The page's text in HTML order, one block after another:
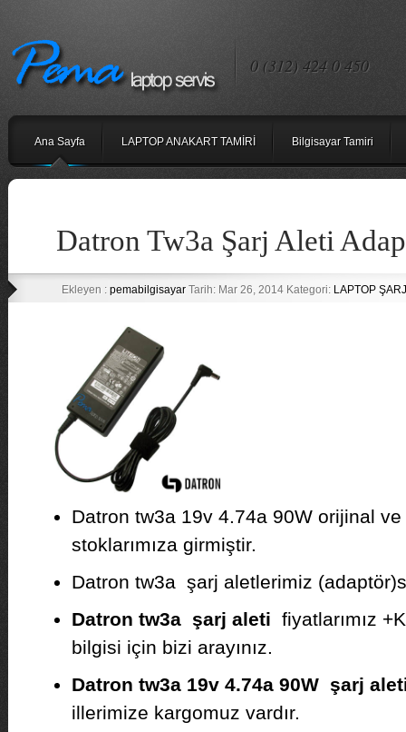
0 (312) 424 0 450
Ana Sayfa LAPTOP ANAKART TAMİRİ Bilgisayar Tamiri
Datron Tw3a Şarj Aleti
Ekleyen : pemabilgisayarTarih: Mar 26, 2014 Kategori: LAPTOP
Datron tw3a 19v 4.74a 90W orijinal
stoklarımıza girmiştir.
Datron tw3a şarj aletlerimiz
Datron tw3a şarj aleti fiyatlarımız
bilgisi için bizi arayınız.
Datron tw3a 19v 4.74a 90W şarj
illerimize kargomuz vardır.